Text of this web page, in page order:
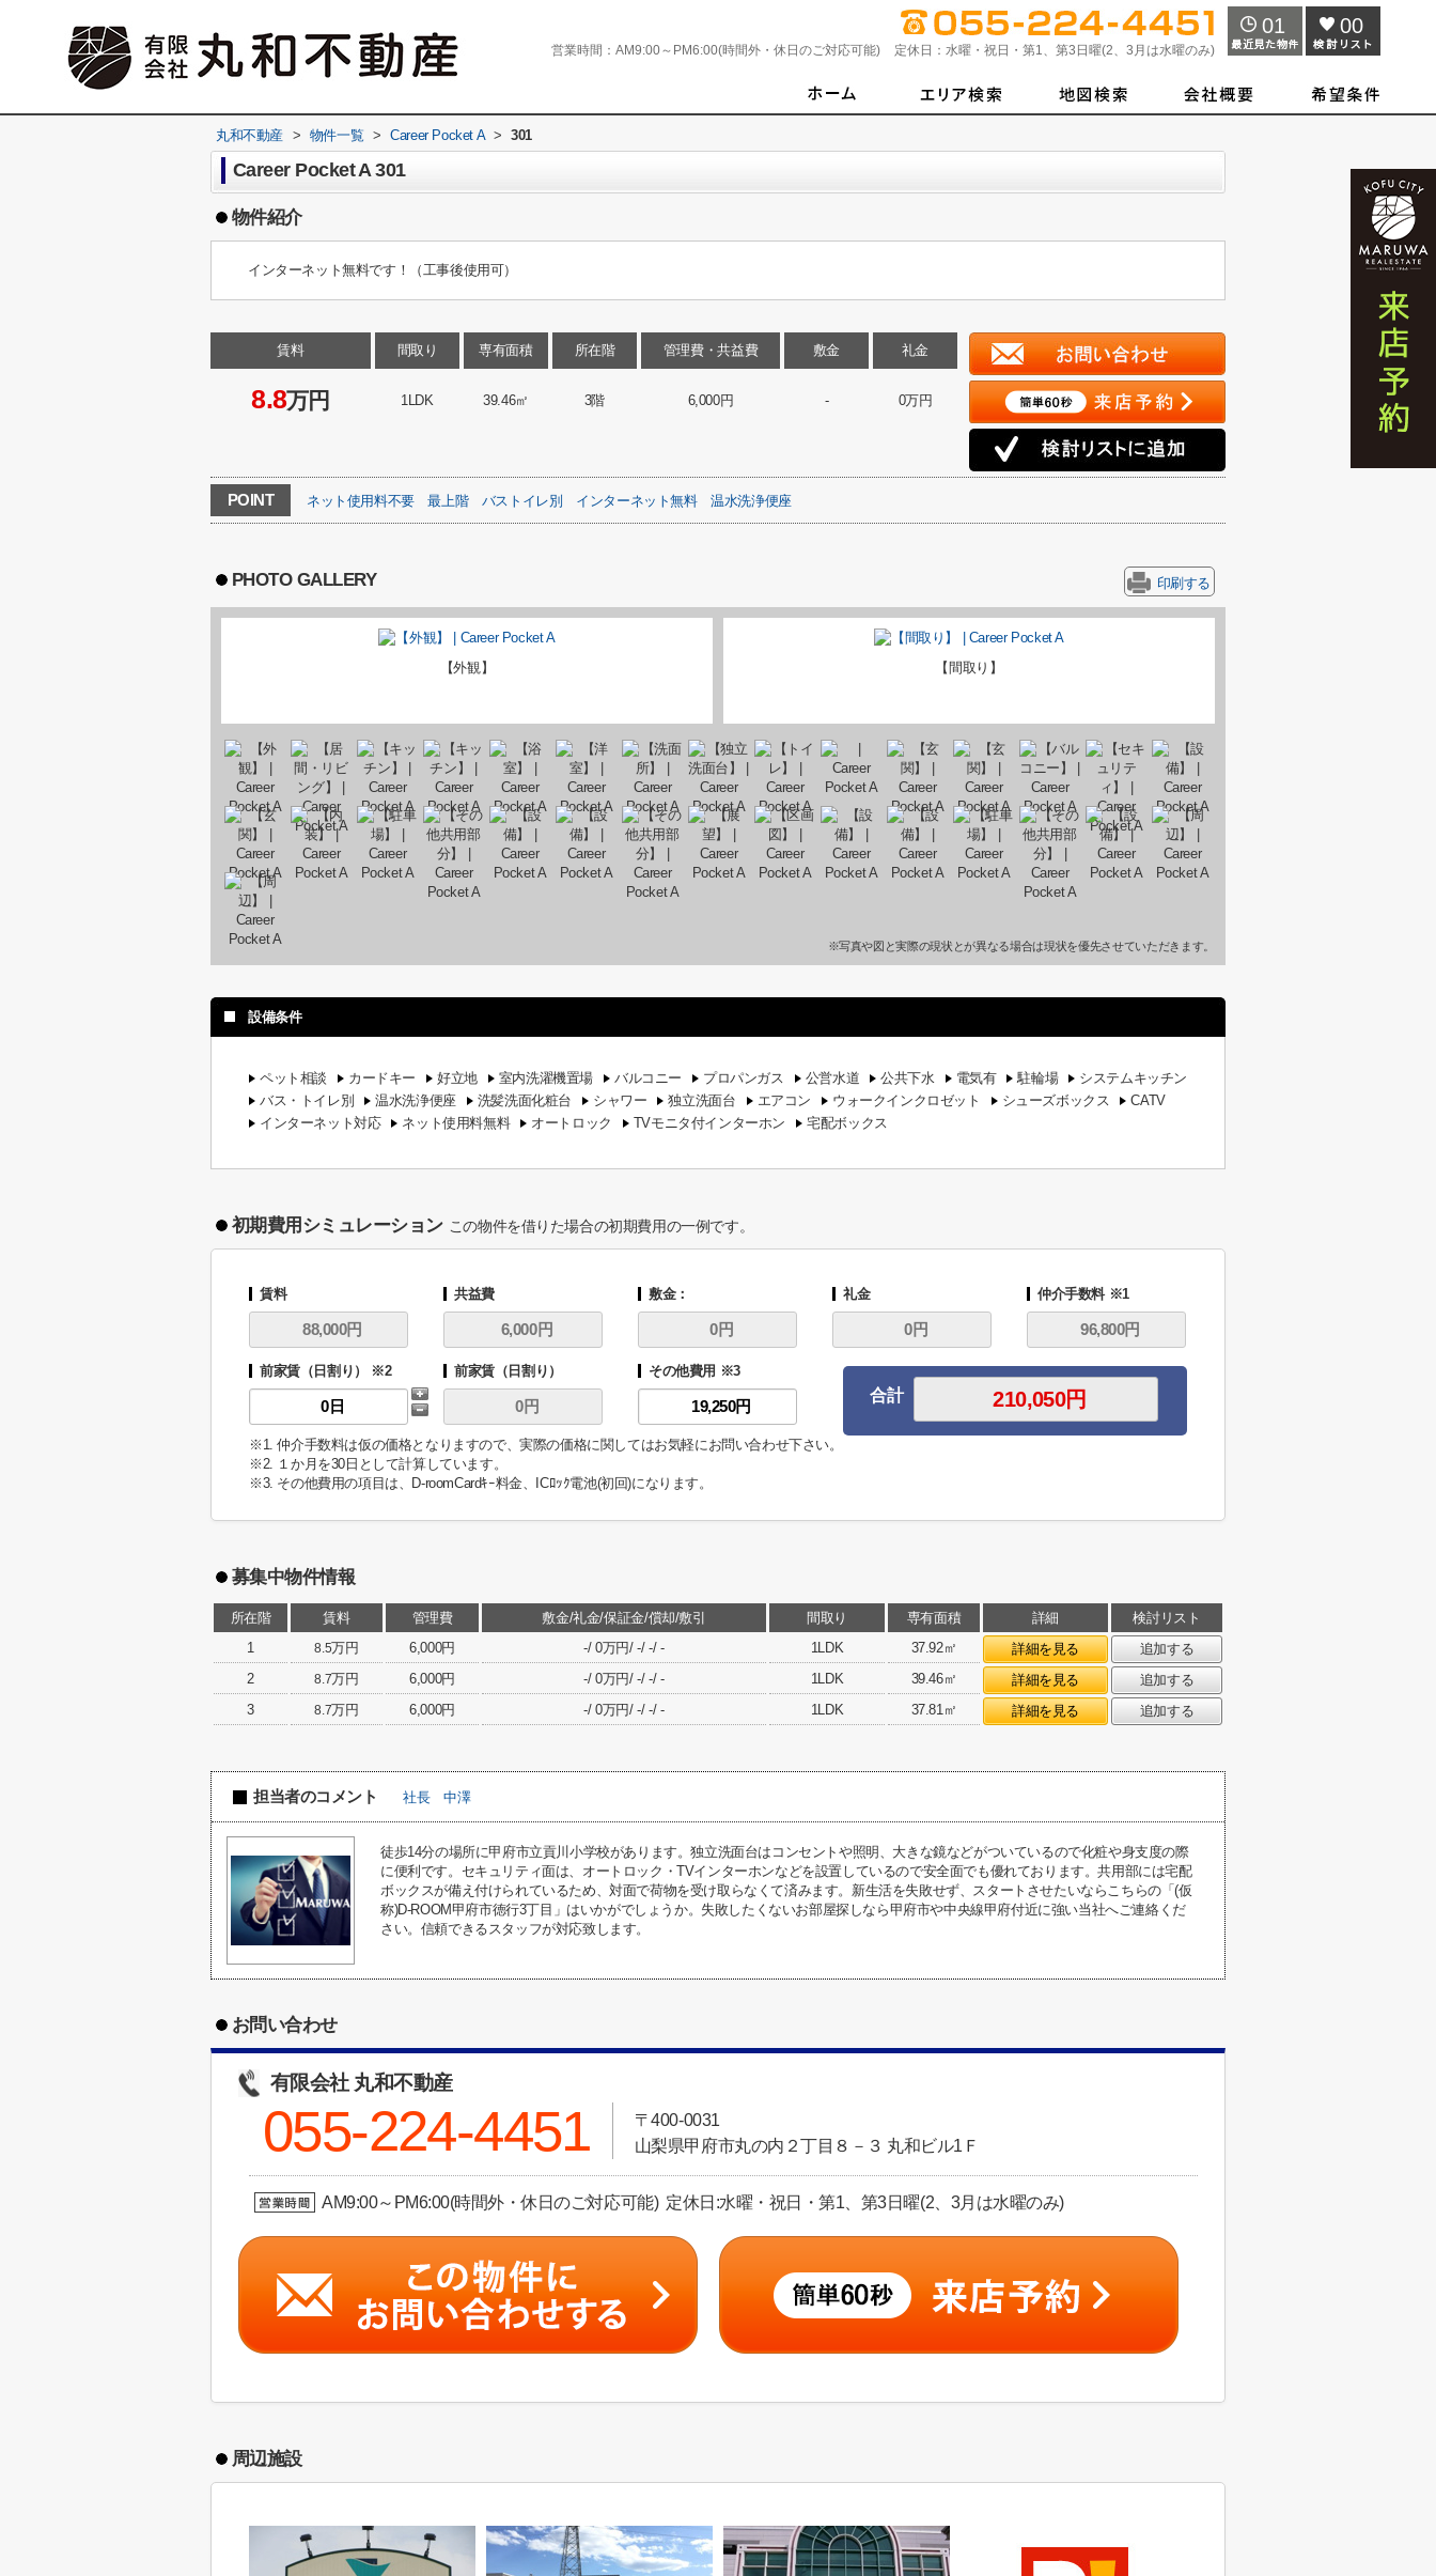
営業時間： AM9:00～PM6:00(時間外・休日のご対応可能) 定休日： 水曜・祝日・第1、第3日曜(2、3月は水曜のみ)
01 00
丸和不動産 > 物件一覧 > Career Pocket A > 301
Career Pocket A 301
物件紹介
インターネット無料です！（工事後使用可）
賃料
8.8万円
間取り
1LDK
専有面積
39.46㎡
所在階
3階
管理費・共益費
6,000円
敷金
-
礼金
0万円
POINT ネット使用料不要 最上階 バストイレ別 インターネット無料 温水洗浄便座
PHOTO GALLERY 印刷する
【外観】 【間取り】
※写真や図と実際の現状とが異なる場合は現状を優先させていただきます。
設備条件
ペット相談 カードキー 好立地 室内洗濯機置場 バルコニー プロパンガス 公営水道 公共下水 電気有 駐輪場
システムキッチン
バス・トイレ別
温水洗浄便座 洗髪洗面化粧台 シャワー 独立洗面台 エアコン ウォークインクロゼット シューズボックス
CATV
インターネット対応
ネット使用料無料 オートロック TVモニタ付インターホン 宅配ボックス
初期費用シミュレーション この物件を借りた場合の初期費用の一例です。
賃料 共益費 敷金： 礼金 仲介手数料 ※1
前家賃（日割り） ※2 前家賃（日割り） その他費用 ※3
合計
※1. 仲介手数料は仮の価格となりますので、実際の価格に関してはお気軽にお問い合わせ下さい。
※2. １か月を30日として計算しています。
※3. その他費用の項目は、D-roomCardｷｰ料金、ICﾛｯｸ電池(初回)になります。
募集中物件情報
所在階 賃料 管理費 敷金/礼金/保証金/償却/敷引 間取り 専有面積 詳細
検討リスト
1
8.5万円 6,000円 -/ 0万円/ -/ -/ - 1LDK 37.92㎡ 詳細を見る
追加する
2
8.7万円 6,000円 -/ 0万円/ -/ -/ - 1LDK 39.46㎡ 詳細を見る
追加する
3
8.7万円 6,000円 -/ 0万円/ -/ -/ - 1LDK 37.81㎡ 詳細を見る 追加する
担当者のコメント 社長 中澤
徒歩14分の場所に甲府市立貢川小学校があります。独立洗面台はコンセントや照明、大きな鏡などがついているので化粧や身支度の際
に便利です。セキュリティ面は、オートロック・TVインターホンなどを設置しているので安全面でも優れております。共用部には宅配
ボックスが備え付けられているため、対面で荷物を受け取らなくて済みます。新生活を失敗せず、スタートさせたいならこちらの「(仮
称)D-ROOM甲府市徳行3丁目」はいかがでしょうか。失敗したくないお部屋探しなら甲府市や中央線甲府付近に強い当社へご連絡くだ
さい。信頼できるスタッフが対応致します。
お問い合わせ
有限会社 丸和不動産
055-224-4451
〒400-0031
山梨県甲府市丸の内２丁目８－３ 丸和ビル1Ｆ
AM9:00～PM6:00(時間外・休日のご対応可能) 定休日:水曜・祝日・第1、第3日曜(2、3月は水曜のみ)
周辺施設